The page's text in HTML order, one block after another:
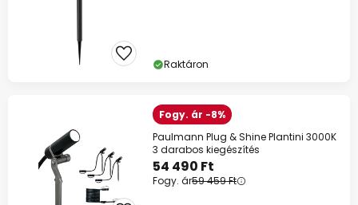
Raktáron
Fogy. ár -8%
Paulmann Plug & Shine Plantini 3000K
3 darabos kiegészítés
54 490 Ft
Fogy. ár59 459 Ft